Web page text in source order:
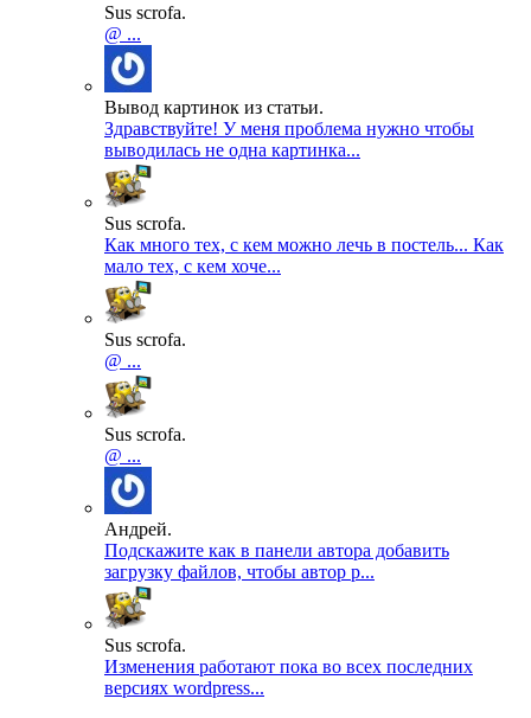
Sus scrofa.
@ ...
Вывод картинок из статьи.
Здравствуйте! У меня проблема нужно чтобы
выводилась не одна картинка...
Sus scrofa.
Как много тех, с кем можно лечь в постель... Как
мало тех, с кем хоче...
Sus scrofa.
@ ...
Sus scrofa.
@ ...
Андрей.
Подскажите как в панели автора добавить
загрузку файлов, чтобы автор р...
Sus scrofa.
Изменения работают пока во всех последних
версиях wordpress...